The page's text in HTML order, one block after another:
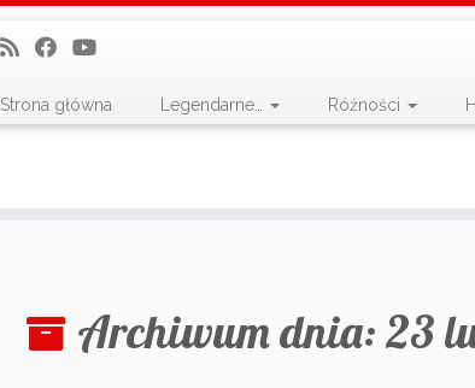
Strona główna Legendarne… Różności
Archiwum dnia:23